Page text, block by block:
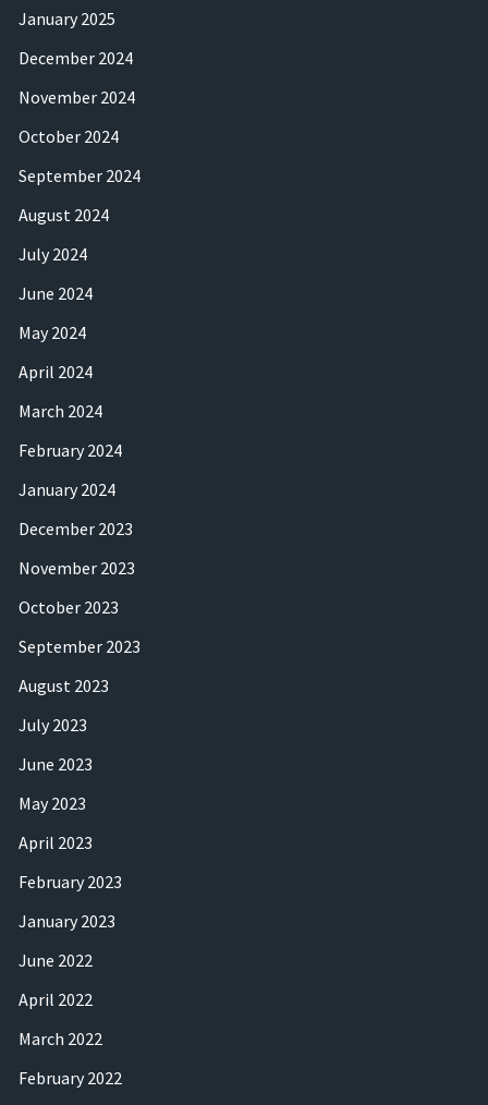
January 2025
December 2024
November 2024
October 2024
September 2024
August 2024
July 2024
June 2024
May 2024
April 2024
March 2024
February 2024
January 2024
December 2023
November 2023
October 2023
September 2023
August 2023
July 2023
June 2023
May 2023
April 2023
February 2023
January 2023
June 2022
April 2022
March 2022
February 2022